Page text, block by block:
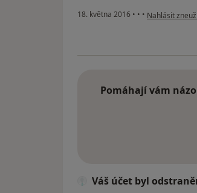
18. května 2016 • • • podle názoru
Nahlásit
Pomáhají vám
Váš účet byl